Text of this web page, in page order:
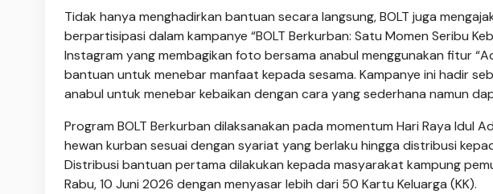
Tidak hanya menghadirkan bantuan secara langsung, BOLT juga
berpartisipasi dalam kampanye “BOLT Berkurban: Satu Momen Seribu
Instagram yang membagikan foto bersama anabul menggunakan fitur
bantuan untuk menebar manfaat kepada sesama. Kampanye ini hadir
anabul untuk menebar kebaikan dengan cara yang sederhana namun
Program BOLT Berkurban dilaksanakan pada momentum Hari Raya Idul
hewan kurban sesuai dengan syariat yang berlaku hingga distribusi
Distribusi bantuan pertama dilakukan kepada masyarakat kampung
Rabu, 10 Juni 2026 dengan menyasar lebih dari 50 Kartu Keluarga (KK).